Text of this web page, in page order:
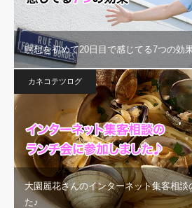
瞑想を初めて20日目で感じてる7つの効
カネコテツログ
大園麗花さんのインターネット集客相談
た♪